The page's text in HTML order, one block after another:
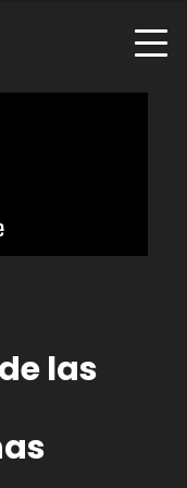
las